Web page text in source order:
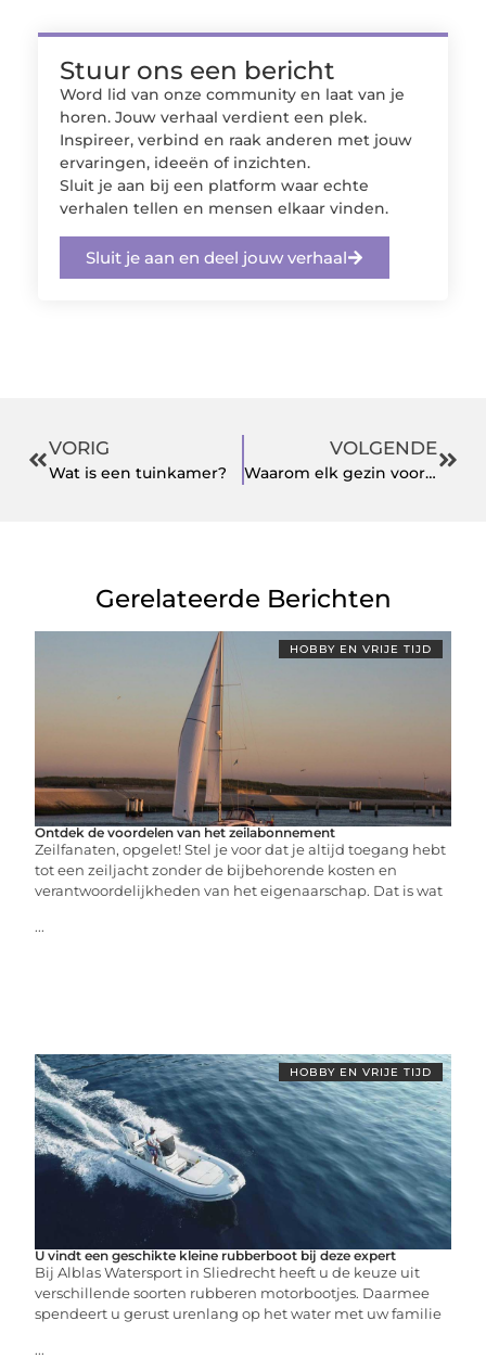
Stuur ons een bericht
Word lid van onze community en laat van je
horen. Jouw verhaal verdient een plek.
Inspireer, verbind en raak anderen met jouw
ervaringen, ideeën of inzichten.
Sluit je aan bij een platform waar echte
verhalen tellen en mensen elkaar vinden.
Sluit je aan en deel jouw verhaal
VORIG
Wat is een tuinkamer?
VOLGENDE
Waarom elk gezin voor een slowcooker moet kiezen
Gerelateerde Berichten
HOBBY EN VRIJE TIJD
Ontdek de voordelen van het zeilabonnement
Zeilfanaten, opgelet! Stel je voor dat je altijd toegang hebt
tot een zeiljacht zonder de bijbehorende kosten en
verantwoordelijkheden van het eigenaarschap. Dat is wat
...
HOBBY EN VRIJE TIJD
U vindt een geschikte kleine rubberboot bij deze expert
Bij Alblas Watersport in Sliedrecht heeft u de keuze uit
verschillende soorten rubberen motorbootjes. Daarmee
spendeert u gerust urenlang op het water met uw familie
...